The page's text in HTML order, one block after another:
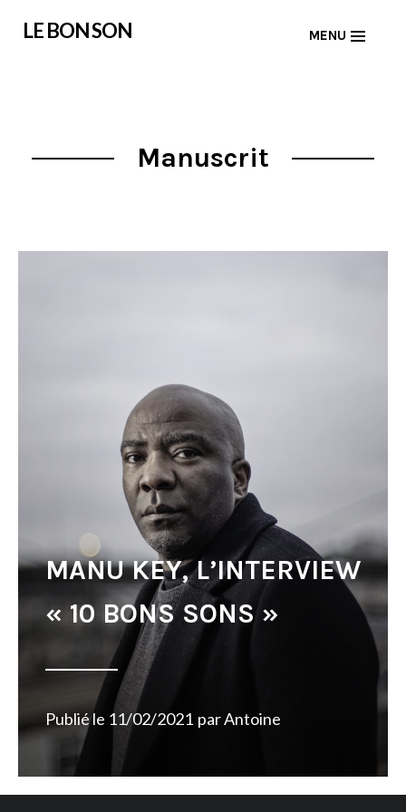
LE BON SON MENU
Manuscrit
MANU KEY, L’INTERVIEW
« 10 BONS SONS »
Publié le 11/02/2021 parAntoine